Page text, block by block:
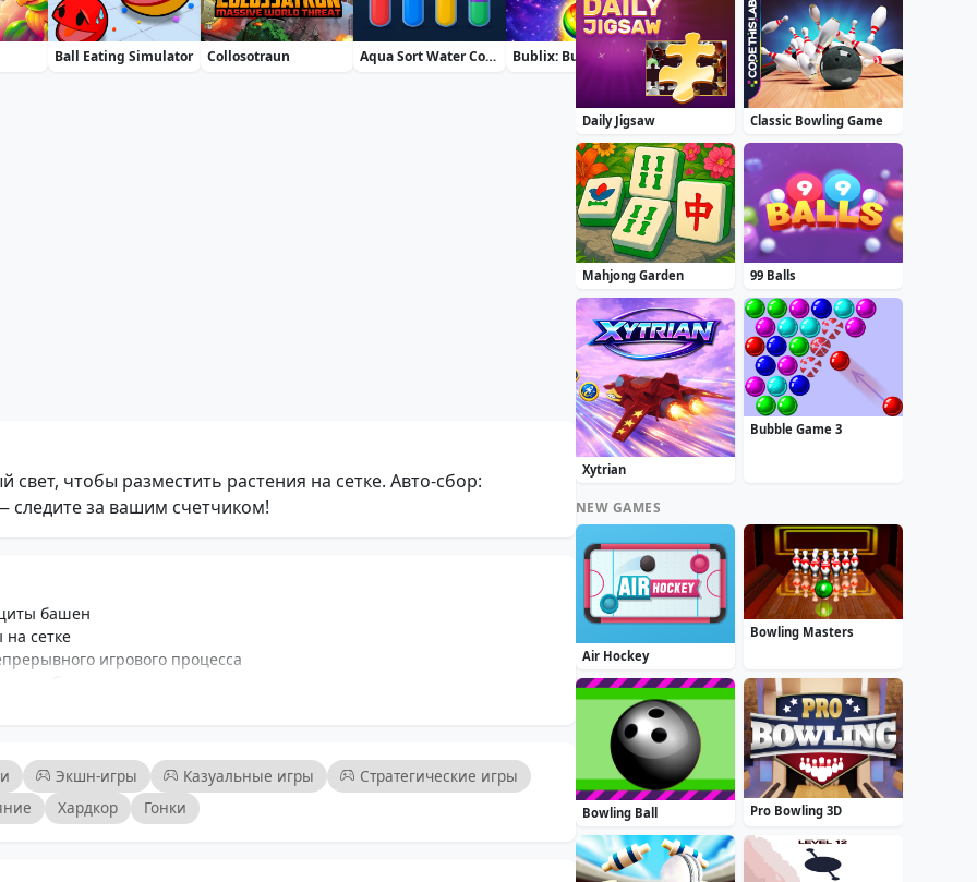
Ball Eating Simulator Collosotraun Aqua Sort Water Color Puzzle Bublix: Bubble Hit Airport Security Zuma Boom
чтобы разместить растения на сетке. Авто-сбор:
следите за вашим счетчиком!
башен
сетке
игрового процесса
стратегию
Экшн-игры Казуальные игры
Стратегические игры
Хардкор Гонки
Daily Jigsaw Classic Bowling Game
Mahjong Garden 99 Balls
Xytrian
Bubble Game 3
NEW GAMES
Air Hockey
Bowling Masters
Bowling Ball Pro Bowling 3D